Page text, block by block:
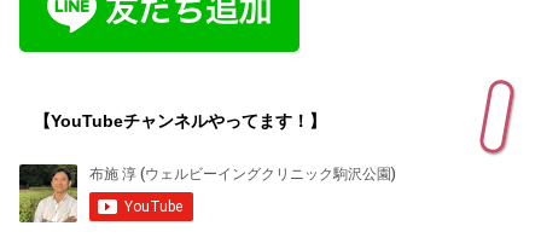
【YouTubeチャンネルやってます！】